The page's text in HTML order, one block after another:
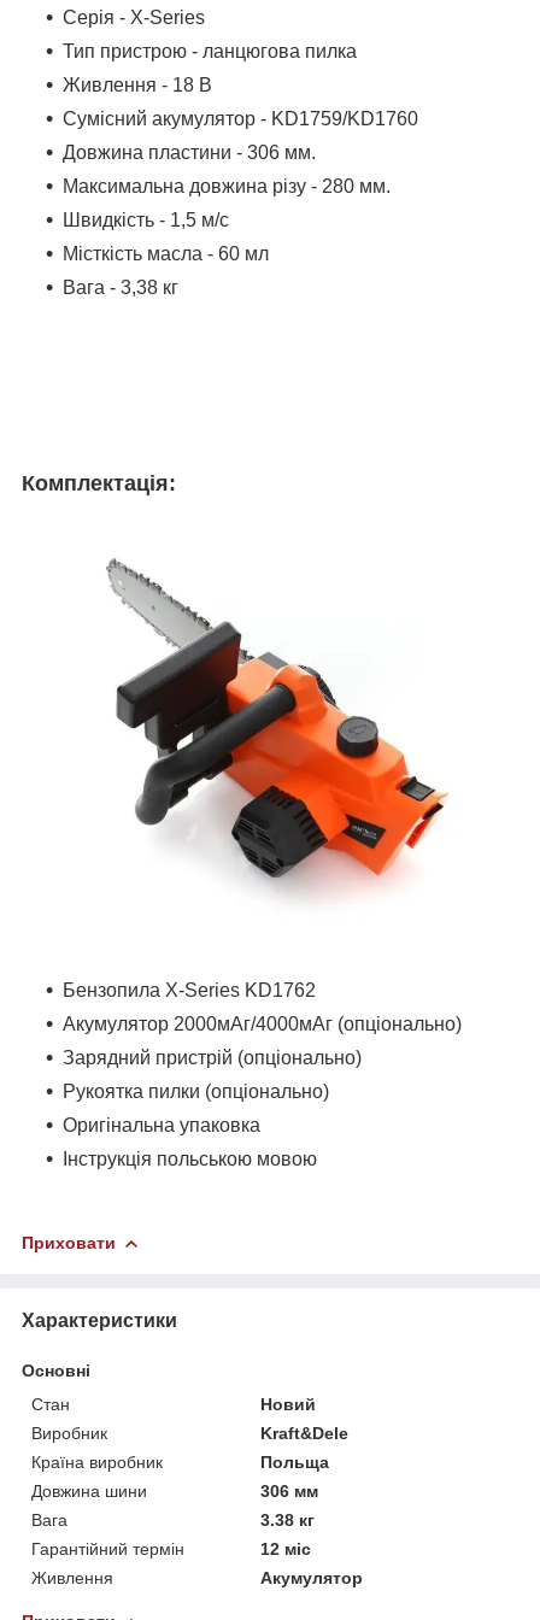
Серія - X-Series
Тип пристрою - ланцюгова пилка
Живлення - 18 В
Сумісний акумулятор - KD1759/KD1760
Довжина пластини - 306 мм.
Максимальна довжина різу - 280 мм.
Швидкість - 1,5 м/с
Місткість масла - 60 мл
Вага - 3,38 кг
Комплектація:
Бензопила X-Series KD1762
Акумулятор 2000мАг/4000мАг (опціонально)
Зарядний пристрій (опціонально)
Рукоятка пилки (опціонально)
Оригінальна упаковка
Інструкція польською мовою
Приховати
Характеристики
Основні
Стан
Новий
Виробник
Kraft&Dele
Країна виробник
Польща
Довжина шини
306 мм
Вага
3.38 кг
Гарантійний термін
12 міс
Живлення
Акумулятор